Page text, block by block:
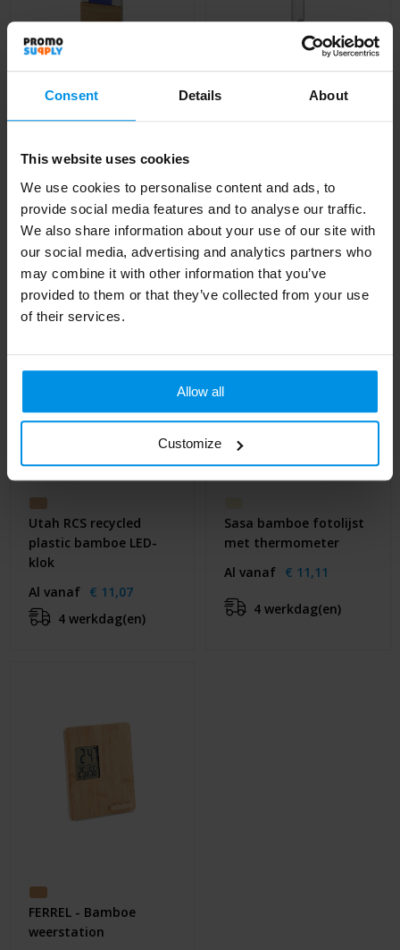
Consent Details About
This website uses cookies
We use cookies to personalise content and ads, to
provide social media features and to analyse our traffic.
We also share information about your use of our site with
our social media, advertising and analytics partners who
may combine it with other information that you’ve
provided to them or that they’ve collected from your use
of their services.
Allow all
Customize
bamboe weerstation
Al vanaf € 8,51
4 werkdag(en)
Al vanaf
4 werkdag(en)
Utah RCS recycled
plastic bamboe LED-
klok
Al vanaf € 11,07
4 werkdag(en)
Sasa bamboe fotolijst
met thermometer
Al vanaf € 11,11
4 werkdag(en)
FERREL - Bamboe
weerstation